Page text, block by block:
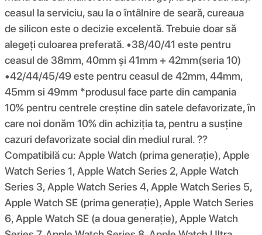
ceasul la serviciu, sau la o întâlnire de seară, cureaua
de silicon este o decizie excelentă. Trebuie doar să
alegeți culoarea preferată. •38/40/41 este pentru
ceasul de 38mm, 40mm și 41mm + 42mm(seria 10)
•42/44/45/49 este pentru ceasul de 42mm, 44mm,
45mm si 49mm *produsul face parte din campania
10% pentru centrele creștine din satele defavorizate, în
care noi donăm 10% din achiziția ta, pentru a susține
cazuri defavorizate social din mediul rural. ??
Compatibilă cu: Apple Watch (prima generație), Apple
Watch Series 1, Apple Watch Series 2, Apple Watch
Series 3, Apple Watch Series 4, Apple Watch Series 5,
Apple Watch SE (prima generație), Apple Watch Series
6, Apple Watch SE (a doua generație), Apple Watch